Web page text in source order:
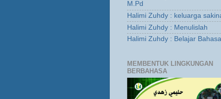
M.Pd
Halimi Zuhdy : keluarga
Halimi Zuhdy : Menulislah
Halimi Zuhdy : Belajar
MEMBENTUK LINGKUNGAN
BERBAHASA